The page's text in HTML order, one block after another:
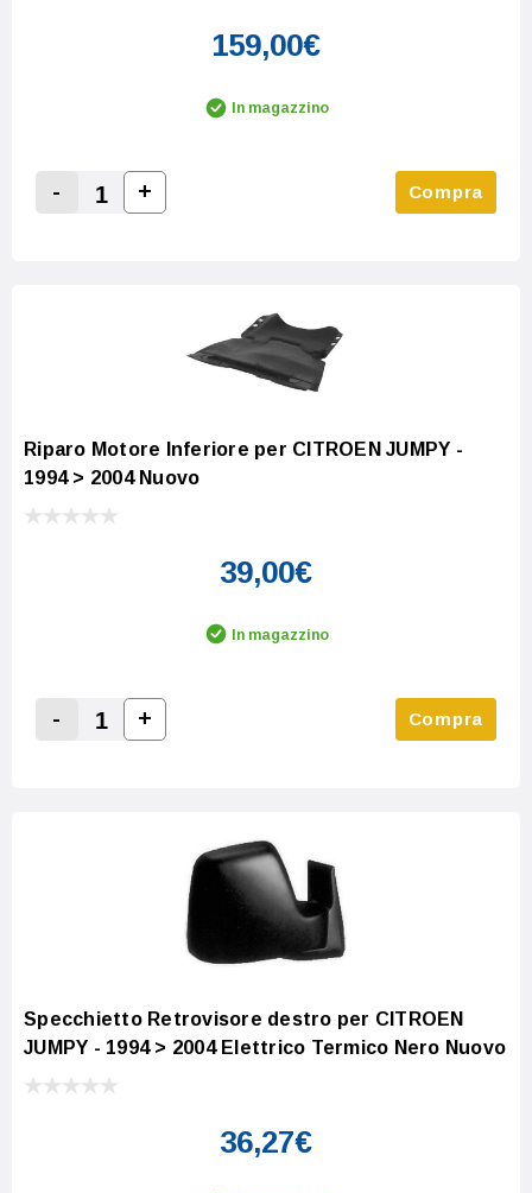
159,00€
In magazzino
Decrease Quantity:
-
Increase Quantity:
+ Compra
Riparo Motore Inferiore per CITROEN JUMPY -
1994 > 2004 Nuovo
39,00€
In magazzino
Decrease Quantity:
-
Increase Quantity:
+ Compra
Specchietto Retrovisore destro per CITROEN
JUMPY - 1994 > 2004 Elettrico Termico Nero Nuovo
36,27€